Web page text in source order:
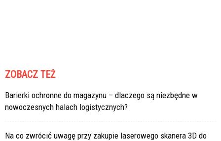
ZOBACZ TEŻ
Barierki ochronne do magazynu – dlaczego są niezbędne w
nowoczesnych halach logistycznych?
Na co zwrócić uwagę przy zakupie laserowego skanera 3D do